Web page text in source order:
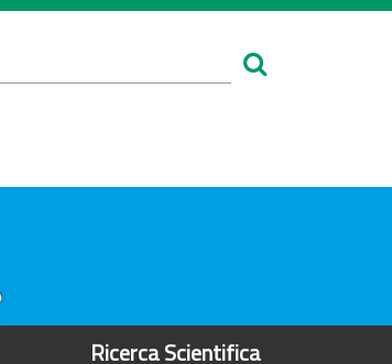
Ricerca Scientifica